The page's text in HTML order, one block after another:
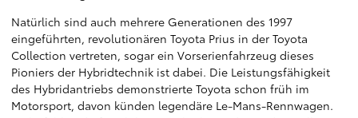
Natürlich sind auch mehrere Generationen des 1997
eingeführten, revolutionären Toyota Prius in der Toyota
Collection vertreten, sogar ein Vorserienfahrzeug dieses
Pioniers der Hybridtechnik ist dabei. Die Leistungsfähigkeit
des Hybridantriebs demonstrierte Toyota schon früh im
Motorsport, davon künden legendäre Le-Mans-Rennwagen.